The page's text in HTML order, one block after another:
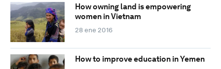
How owning land is empowering
women in Vietnam
28 ene 2016
How to improve education in Yemen